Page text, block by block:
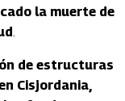
la muerte de
.
de estructuras
Cisjordania,